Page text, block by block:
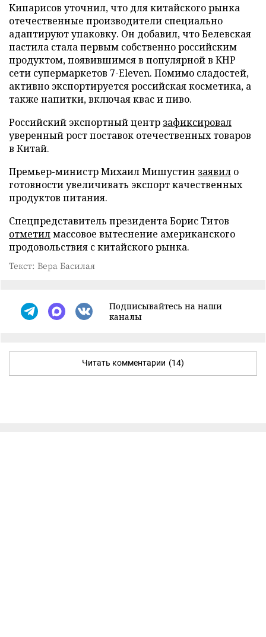
Кипарисов уточнил, что для китайского рынка
отечественные производители специально
адаптируют упаковку. Он добавил, что Белевская
пастила стала первым собственно российским
продуктом, появившимся в популярной в КНР
сети супермаркетов 7-Eleven. Помимо сладостей,
активно экспортируется российская косметика, а
также напитки, включая квас и пиво.
Российский экспортный центр зафиксировал
уверенный рост поставок отечественных товаров
в Китай.
Премьер-министр Михаил Мишустин заявил о
готовности увеличивать экспорт качественных
продуктов питания.
Спецпредставитель президента Борис Титов
отметилмассовое вытеснение американского
продовольствия с китайского рынка.
Текст: Вера Басилая
Подписывайтесь на наши
каналы
Читать комментарии (14)